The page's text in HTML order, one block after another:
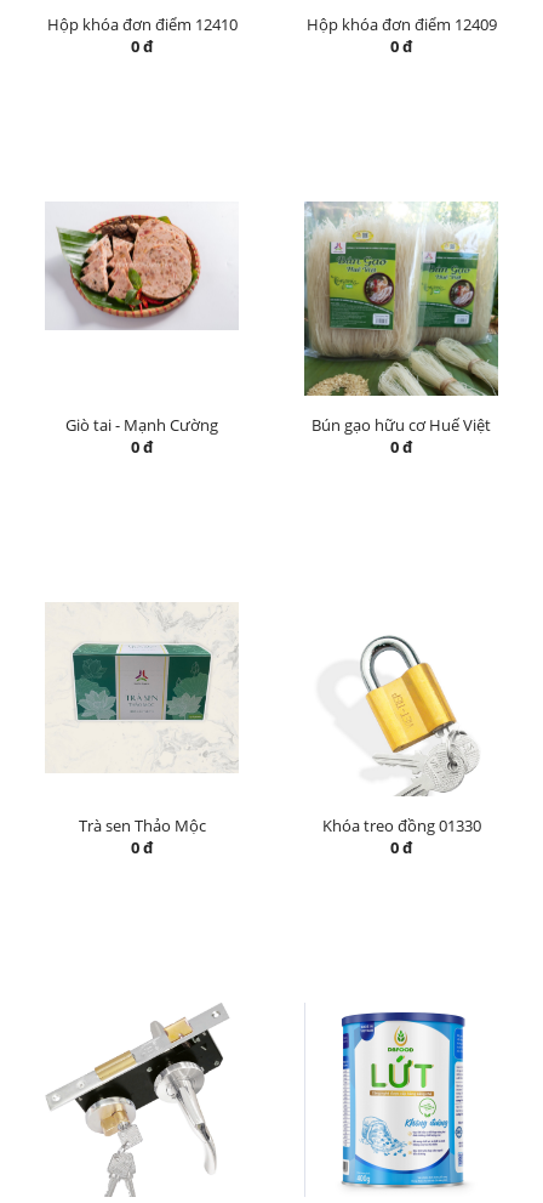
Hộp khóa đơn điểm 12410
0 đ
Hộp khóa đơn điểm 12409
0 đ
Giò tai - Mạnh Cường
0 đ
Bún gạo hữu cơ Huế Việt
0 đ
Trà sen Thảo Mộc
0 đ
Khóa treo đồng 01330
0 đ